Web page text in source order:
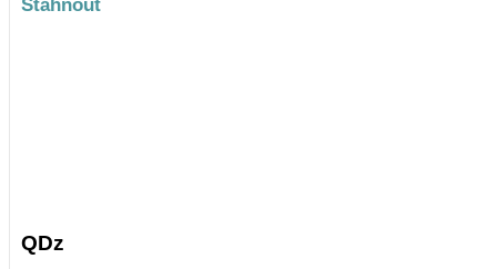
Stáhnout
QDz